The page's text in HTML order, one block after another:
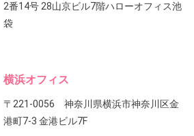
2番14号 28山京ビル7階ハローオフィス池
袋
横浜オフィス
〒221-0056 神奈川県横浜市神奈川区金
港町7-3 金港ビル7F